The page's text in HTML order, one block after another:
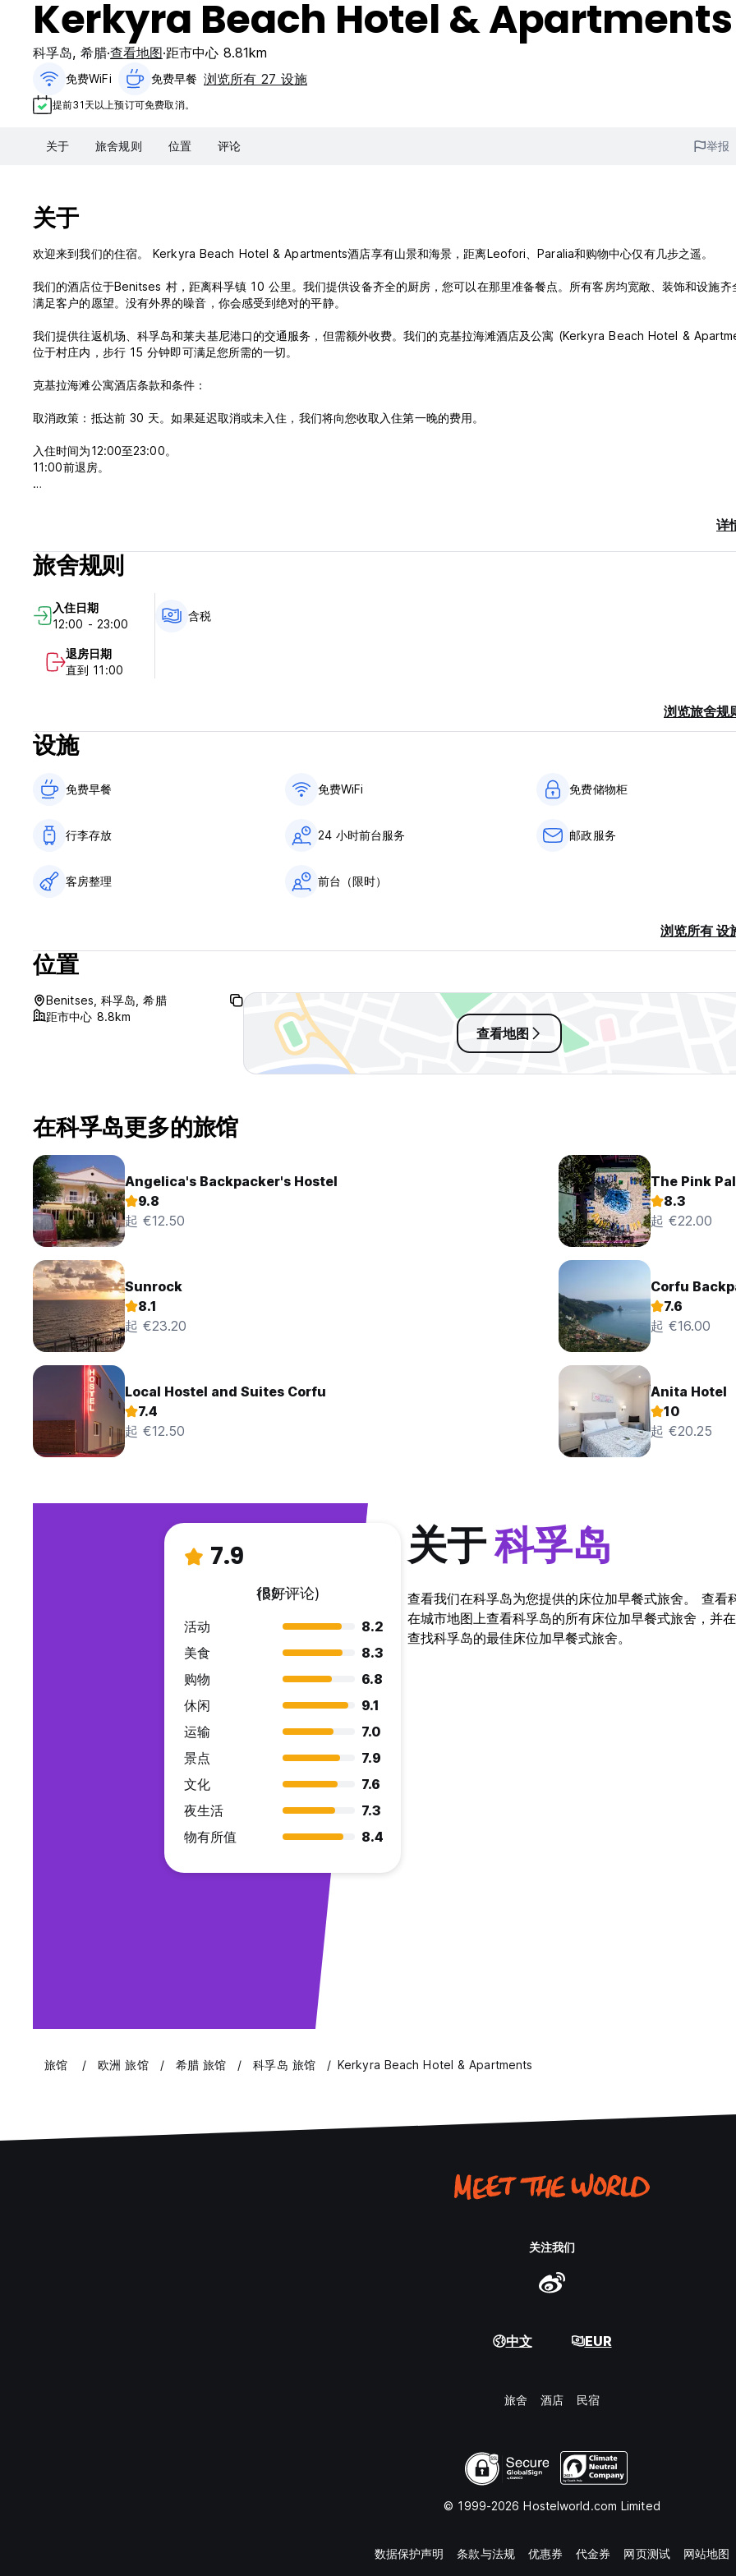
Kerkyra Beach Hotel & Apartments
科孚岛, 希腊 查看地图 距市中心 8.81km
免费WiFi 免费早餐‎ 浏览所有 27 设施
提前31天以上预订可免费取消。
关于 旅舍规则 位置 评论 举报
关于
欢迎来到我们的住宿。 Kerkyra Beach Hotel & Apartments酒店享有山景和海景，距离Leofori、Paralia和购物中心仅有几步之遥。
我们的酒店位于Benitses 村，距离科孚镇 10 公里。我们提供设备齐全的厨房，您可以在那里准备餐点。所有客房均宽敞、装饰和设施齐
满足客户的愿望。没有外界的噪音，你会感受到绝对的平静。
我们提供往返机场、科孚岛和莱夫基尼港口的交通服务，但需额外收费。我们的克基拉海滩酒店及公寓 (Kerkyra Beach Hotel &
位于村庄内，步行 15 分钟即可满足您所需的一切。
克基拉海滩公寓酒店条款和条件：
取消政策：抵达前 30 天。如果延迟取消或未入住，我们将向您收取入住第一晚的费用。
入住时间为12:00至23:00。
11:00前退房。
不含税 - 0.50 欧元，每间客房每晚
包含早餐。
24 小时接待。 (Auto-translated from original language)
详
旅舍规则
入住日期
12:00 - 23:00
退房日期
直到 11:00
含税
浏览旅舍规
设施
免费早餐‎ 免费WiFi 免费储物柜
行李存放 24 小时前台服务 邮政服务
客房整理 前台（限时）
浏览所有 设
位置
Benitses, 科孚岛, 希腊
距市中心 8.8km
查看地图
在科孚岛更多的旅馆
Angelica's Backpacker's Hostel
9.8
起 €12.50
The Pink
8.3
起 €22.00
Sunrock
8.1
起 €23.20
Corfu
7.6
起 €16.00
Local Hostel and Suites Corfu
7.4
起 €12.50
Anita Hotel
10
起 €20.25
7.9
很好
(89 评论)
活动
8.2
美食
8.3
购物
6.8
休闲
9.1
运输
7.0
景点
7.9
文化
7.6
夜生活
7.3
物有所值
8.4
关于科孚岛
查看我们在科孚岛为您提供的床位加早餐式旅舍。 查
在城市地图上查看科孚岛的所有床位加早餐式旅舍，
查找科孚岛的最佳床位加早餐式旅舍。
旅馆 欧洲 旅馆 希腊 旅馆 科孚岛 旅馆 Kerkyra Beach Hotel & Apartments
关注我们
中文 EUR
旅舍 酒店 民宿
© 1999-2026 Hostelworld.com Limited
数据保护声明 条款与法规 优惠券 代金券 网页测试 网站地图